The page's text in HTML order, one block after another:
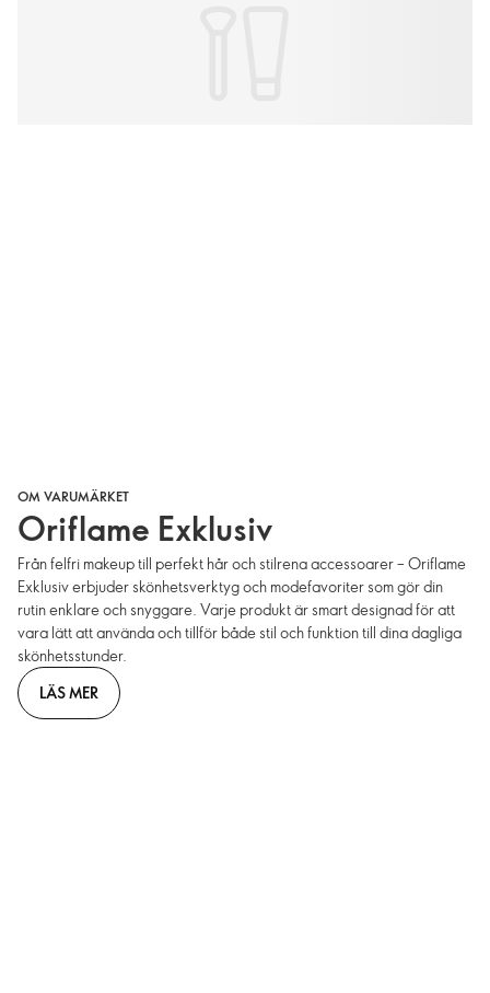
OM VARUMÄRKET
Oriflame Exklusiv
Från felfri makeup till perfekt hår och stilrena accessoarer – Oriflame
Exklusiv erbjuder skönhetsverktyg och modefavoriter som gör din
rutin enklare och snyggare. Varje produkt är smart designad för att
vara lätt att använda och tillför både stil och funktion till dina dagliga
skönhetsstunder.
LÄS MER